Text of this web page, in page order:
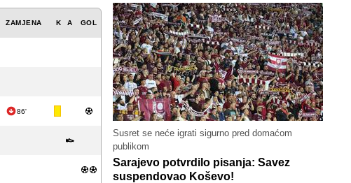
ZAMJENA K A GOL
86'
Susret se neće igrati sigurno pred domaćom
publikom
Sarajevo potvrdilo pisanja: Savez
suspendovao Koševo!